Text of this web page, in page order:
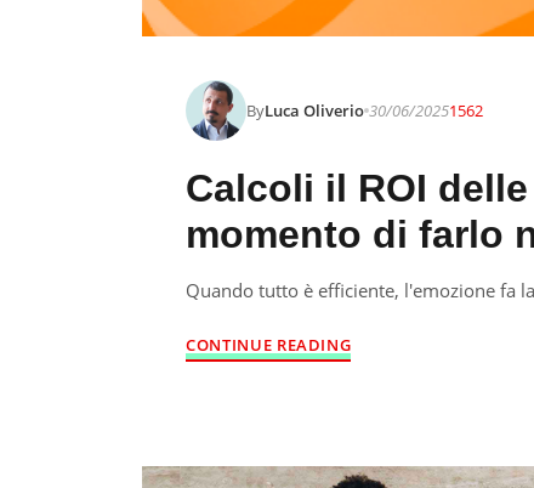
ByLuca Oliverio 30/06/20251562
Calcoli il ROI
momento di farlo
Quando tutto è efficiente, l'emozione fa
CONTINUE READING